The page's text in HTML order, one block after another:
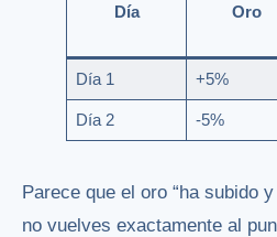
Día Oro
Día 1 +5%
Día 2 -5%
Parece que el oro “ha subido
no vuelves exactamente al